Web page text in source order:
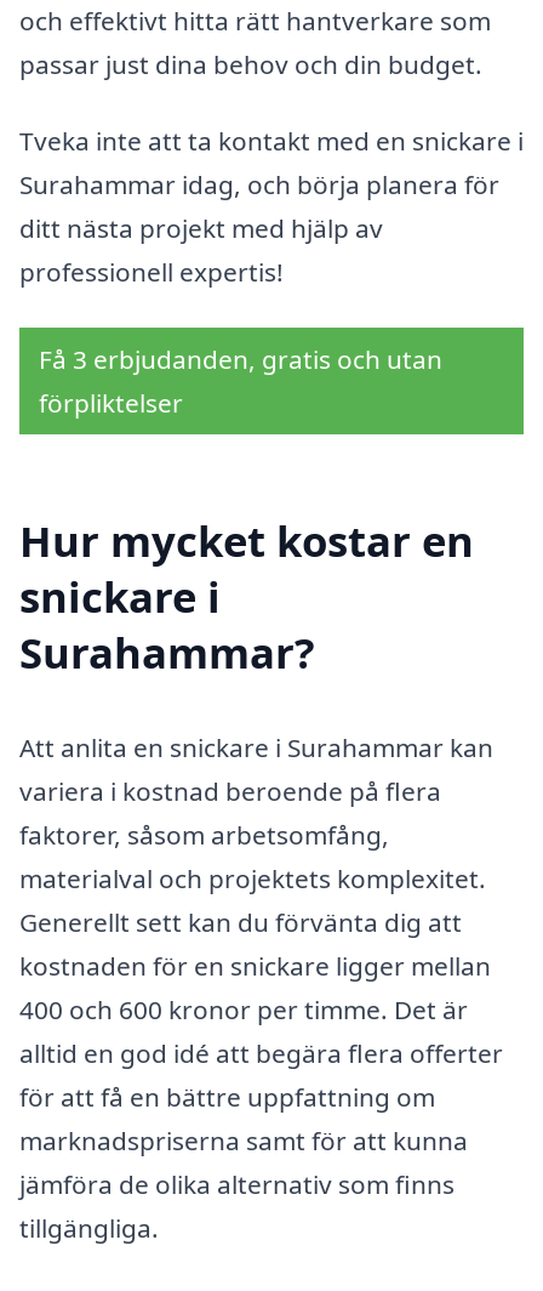
och effektivt hitta rätt hantverkare som
passar just dina behov och din budget.
Tveka inte att ta kontakt med en snickare i
Surahammar idag, och börja planera för
ditt nästa projekt med hjälp av
professionell expertis!
Få 3 erbjudanden, gratis och utan
förpliktelser
Hur mycket kostar en
snickare i
Surahammar?
Att anlita en snickare i Surahammar kan
variera i kostnad beroende på flera
faktorer, såsom arbetsomfång,
materialval och projektets komplexitet.
Generellt sett kan du förvänta dig att
kostnaden för en snickare ligger mellan
400 och 600 kronor per timme. Det är
alltid en god idé att begära flera offerter
för att få en bättre uppfattning om
marknadspriserna samt för att kunna
jämföra de olika alternativ som finns
tillgängliga.